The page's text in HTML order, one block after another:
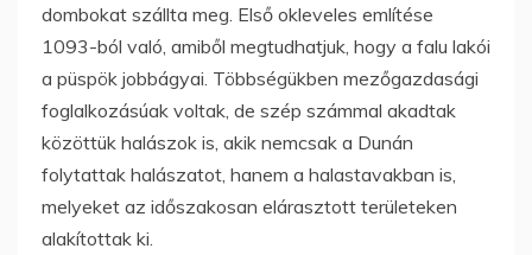
dombokat szállta meg. Első okleveles említése
1093-ból való, amiből megtudhatjuk, hogy a falu lakói
a püspök jobbágyai. Többségükben mezőgazdasági
foglalkozásúak voltak, de szép számmal akadtak
közöttük halászok is, akik nemcsak a Dunán
folytattak halászatot, hanem a halastavakban is,
melyeket az időszakosan elárasztott területeken
alakítottak ki.